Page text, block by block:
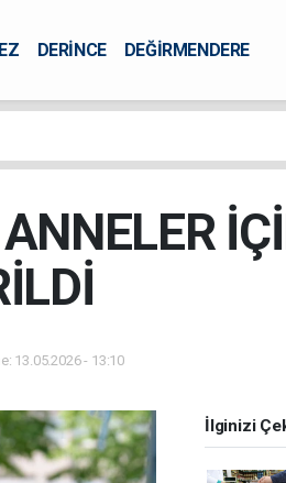
DERİNCE
DEĞİRMENDERE
13.05.2026 - 13:10
İlginizi